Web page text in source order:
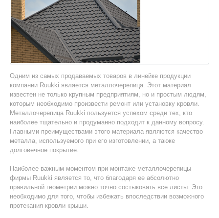
Одним из самых продаваемых товаров в линейке продукции
компании Ruukki является металлочерепица. Этот материал
известен не только крупным предприятиям, но и простым людям,
которым необходимо произвести ремонт или установку кровли.
Металлочерепица Ruukki пользуется успехом среди тех, кто
наиболее тщательно и продуманно подходит к данному вопросу.
Главными преимуществами этого материала являются качество
металла, используемого при его изготовлении, а также
долговечное покрытие.
Наиболее важным моментом при монтаже металлочерепицы
фирмы Ruukki является то, что благодаря ее абсолютно
правильной геометрии можно точно состыковать все листы. Это
необходимо для того, чтобы избежать впоследствии возможного
протекания кровли крыши.